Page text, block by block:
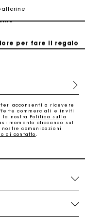
2-3 giorni
per fare il regalo
acconsenti a ricevere
commerciali e inviti
la nostra Politica sulla
momento cliccando sul
comunicazioni
di contatto